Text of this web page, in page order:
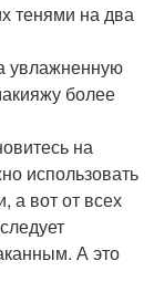
тенями на два
увлажненную
более
на
использовать
а вот от всех
А это